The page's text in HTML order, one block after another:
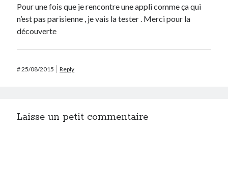
Pour une fois que je rencontre une appli comme ça qui
n’est pas parisienne , je vais la tester . Merci pour la
découverte
#25/08/2015 Reply
Laisse un petit commentaire